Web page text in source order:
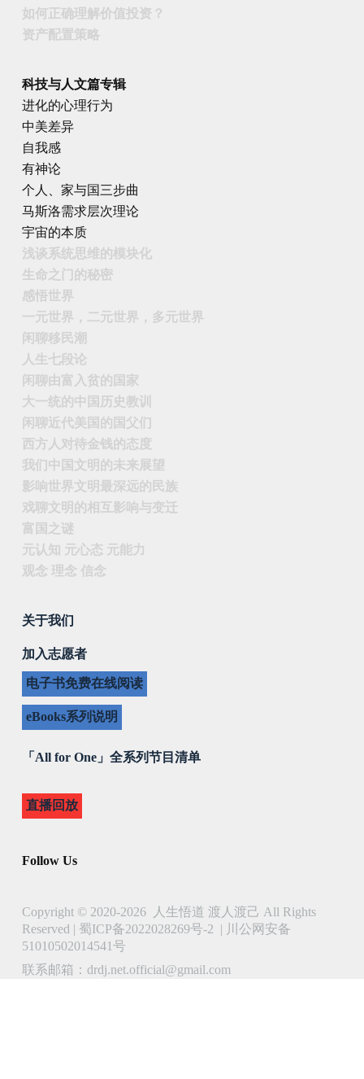
如何正确理解价值投资？
资产配置策略
科技与人文篇专辑
进化的心理行为
中美差异
自我感
有神论
个人、家与国三步曲
马斯洛需求层次理论
宇宙的本质
浅谈系统思维的模块化
生命之门的秘密
感悟世界
一元世界，二元世界，多元世界
闲聊移民潮
人生七段论
闲聊由富入贫的国家
大一统的中国历史教训
闲聊近代美国的国父们
西方人对待金钱的态度
我们中国文明的未来展望
影响世界文明最深远的民族
戏聊文明的相互影响与变迁
富国之谜
元认知 元心态 元能力
观念 理念 信念
关于我们
加入志愿者
电子书免费在线阅读
eBooks系列说明
「All for One」全系列节目清单
直播回放
Follow Us
Copyright © 2020-2026 人生悟道 渡人渡己 All Rights
Reserved | 蜀ICP备2022028269号-2 |
川公网安备
51010502014541号
联系邮箱：drdj.net.official@gmail.com